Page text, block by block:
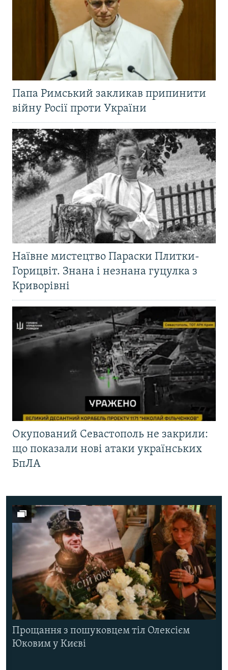
Папа Римський закликав припинити
війну Росії проти України
Наївне мистецтво Параски Плитки-
Горицвіт. Знана і незнана гуцулка з
Криворівні
Окупований Севастополь не закрили:
що показали нові атаки українських
БпЛА
Прощання з пошуковцем тіл Олексієм
Юковим у Києві